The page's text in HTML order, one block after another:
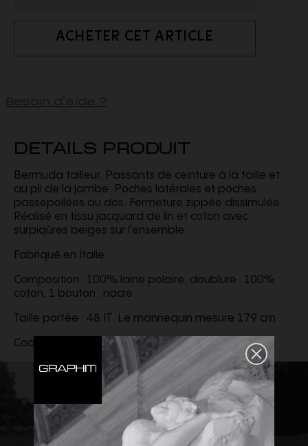
ACHETER CET ARTICLE
DETAILS PRODUIT
Bermuda tailleur. Passants de ceinture à la taille et
au pli de la jambe. Poches latérales et poches
passepoilées au dos. Fermeture zippée dissimulée.
Réalisé en tissu jacquard de lin et coton avec
surpiqûres beiges sur l'ensemble.
Fabriqué en Italie
Composition : 100% laine polaire, doublure : 100%
coton, 1 bouton : nacre
Taille portée : 48 IT. Le mannequin mesure 179 cm
Code produit : FB1047AU6PF1RXP